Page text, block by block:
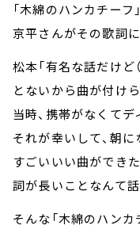
「木綿のハンカチー
京平さんがその歌詞
松本「有名な話だけど
とないから曲が付け
当時、携帯がなくて
それが幸いして、朝
すごいいい曲ができた
詞が長いことなんて話
そんな「木綿のハンカ